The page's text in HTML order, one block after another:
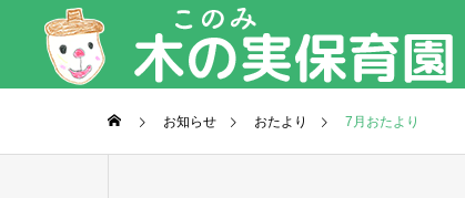
お知らせ おたより 7月おたより